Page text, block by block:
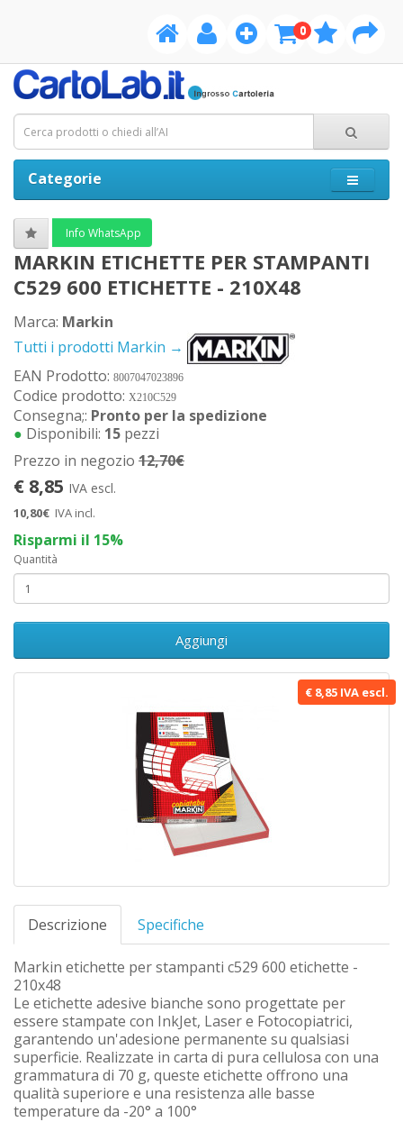
0
Categorie
€ 8,85 IVA escl.
Descrizione Specifiche
Markin etichette per stampanti c529 600 etichette -
210x48
Le etichette adesive bianche sono progettate per
essere stampate con InkJet, Laser e Fotocopiatrici,
garantendo un'adesione permanente su qualsiasi
superficie. Realizzate in carta di pura cellulosa con una
grammatura di 70 g, queste etichette offrono una
qualità superiore e una resistenza alle basse
temperature da -20° a 100°
Info WhatsApp
MARKIN ETICHETTE PER STAMPANTI
C529 600 ETICHETTE - 210X48
Marca: Markin
Tutti i prodotti Markin →
EAN Prodotto: 8007047023896
Codice prodotto: X210C529
Consegna;: Pronto per la spedizione
● Disponibili: 15 pezzi
Prezzo in negozio 12,70€
€ 8,85 IVA escl.
10,80€ IVA incl.
Risparmi il 15%
Quantità
Aggiungi